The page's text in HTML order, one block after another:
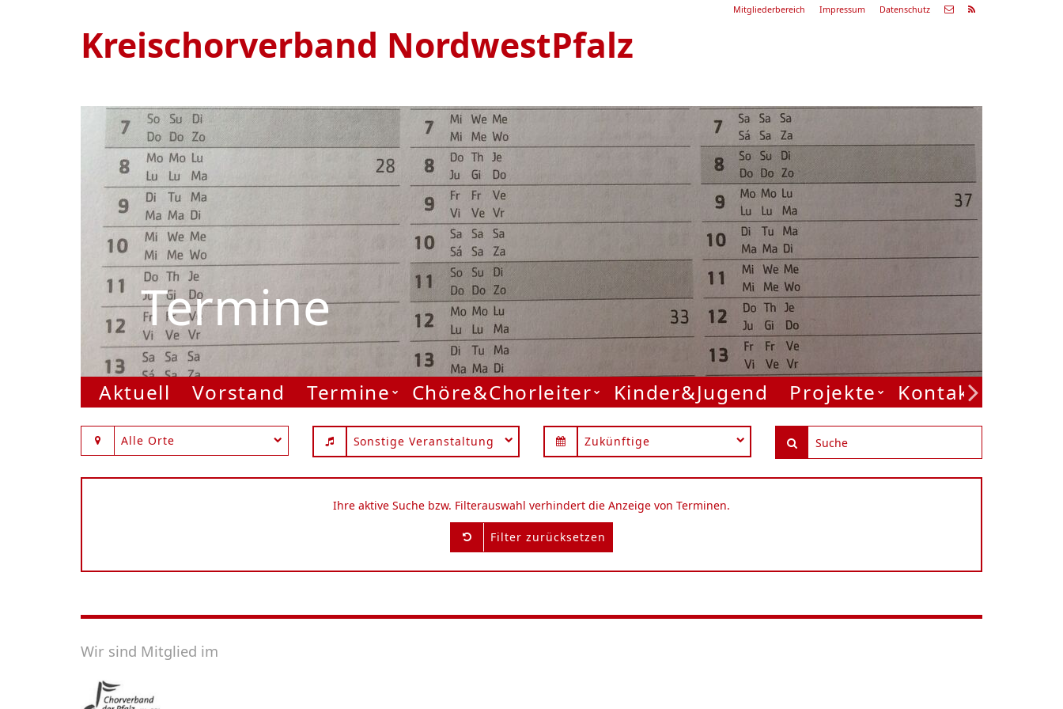
Mitgliederbereich Impressum Datenschutz
Kreischorverband NordwestPfalz
Termine
Veranstaltung
29.08.26
Sommerkonzert
19:00 Uhr
Zum Konzert
Aktuell Vorstand Termine Chöre&Chorleiter Kinder&Jugend Projekte Kontakt
Alle Orte Sonstige Veranstaltung Zukünftige
Ihre aktive Suche bzw. Filterauswahl verhindert die Anzeige von Terminen.
Filter zurücksetzen
Wir sind Mitglied im